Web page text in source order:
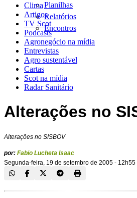
Planilhas
Relatórios
Encontros
Clima
Artigos
TV Scot
Podcasts
Agronegócio na mídia
Entrevistas
Agro sustentável
Cartas
Scot na mídia
Radar Sanitário
Alterações no
Alterações no SISBOV
por: Fabio Lucheta Isaac
Segunda-feira, 19 de setembro de 2005 - 12h55